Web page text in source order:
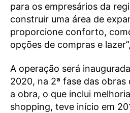
para os empresários da
construir uma área de
proporcione conforto,
opções de compras e
A operação será
2020, na 2ª fase das obras
a obra, o que inclui
shopping, teve início em